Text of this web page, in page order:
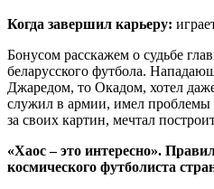
Когда завершил карьеру:
Бонусом расскажем о судьбе
беларусского футбола.
Джаредом, то Окадом, хотел
служил в армии, имел проблемы
за своих картин, мечтал
«Хаос – это интересно».
космического футболиста